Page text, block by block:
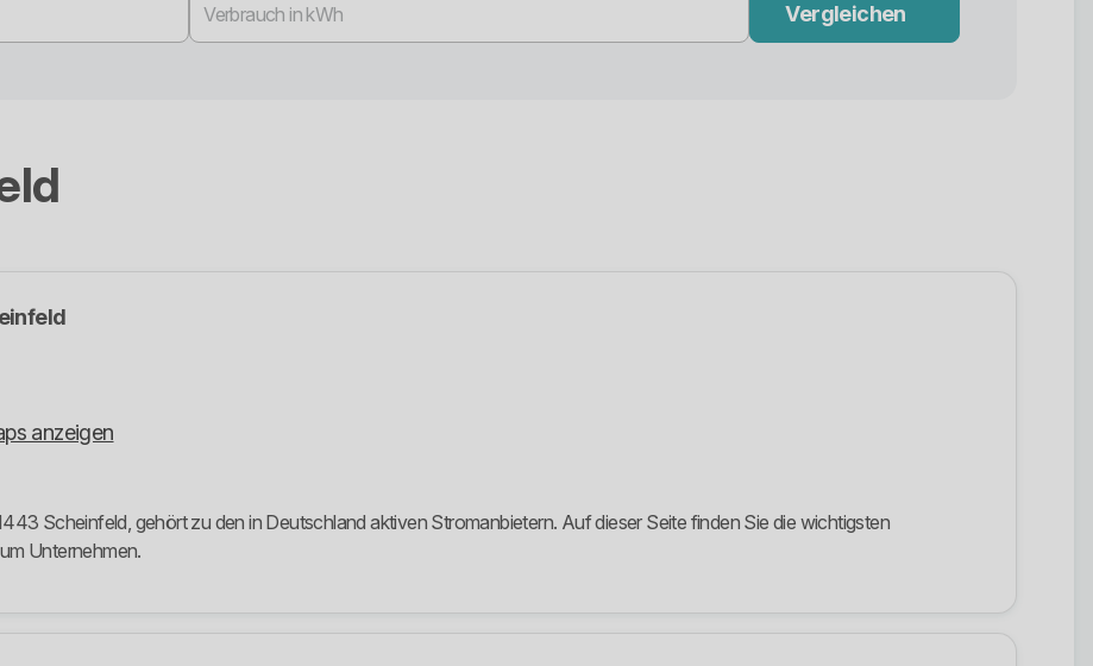
Vergleichen
anzeigen
Scheinfeld, gehört zu den in Deutschland aktiven Stromanbietern. Auf dieser Seite finden Sie die wichtigsten
Unternehmen.